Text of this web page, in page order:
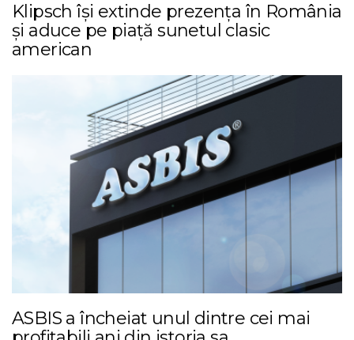
Klipsch își extinde prezența în România
și aduce pe piață sunetul clasic
american
ASBIS a încheiat unul dintre cei mai